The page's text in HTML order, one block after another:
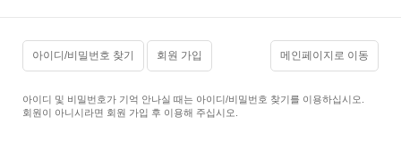
아이디/비밀번호 찾기 회원 가입 메인페이지로 이동
아이디 및 비밀번호가 기억 안나실 때는 아이디/비밀번호 찾기를 이용하십시오.
회원이 아니시라면 회원 가입 후 이용해 주십시오.